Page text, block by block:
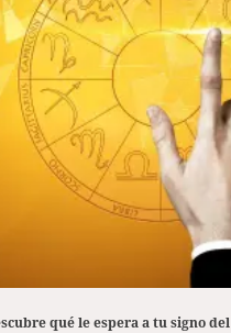
qué le espera a tu signo